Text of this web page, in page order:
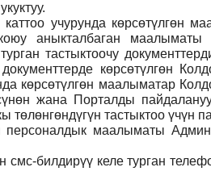
учурунда көрсөтүлгөн
аныкталбаган
тастыктоочу
көрсөтүлгөн
көрсөтүлгөн маалыматар
жана Порталды
тастыктоо үчүн
персоналдык маалыматы
смс-билдирүү келе турган